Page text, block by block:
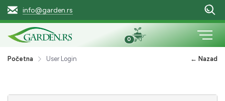
info@garden.rs
0
Početna User Login ← Nazad